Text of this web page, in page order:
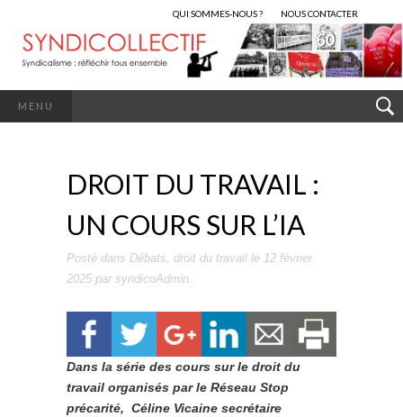
QUI SOMMES-NOUS ? NOUS CONTACTER
MENU
DROIT DU TRAVAIL :
UN COURS SUR L’IA
Posté dans Débats, droit du travail le 12 février
2025 par syndicoAdmin.
Dans la série des cours sur le droit du
travail organisés par le Réseau Stop
précarité, Céline Vicaine secrétaire